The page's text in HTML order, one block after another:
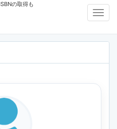
の取得も